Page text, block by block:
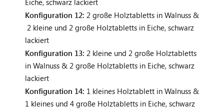
Konfiguration 12: 2 große Holztabletts in Walnuss &
2 kleine und 2 große Holztabletts in Eiche, schwarz
lackiert
Konfiguration 13: 2 kleine und 2 große Holztabletts
in Walnuss & 2 große Holztabletts in Eiche, schwarz
lackiert
Konfiguration 14: 1 kleines Holztablett in Walnuss &
1 kleines und 4 große Holztabletts in Eiche, schwarz